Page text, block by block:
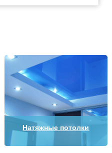
Натяжные потолки